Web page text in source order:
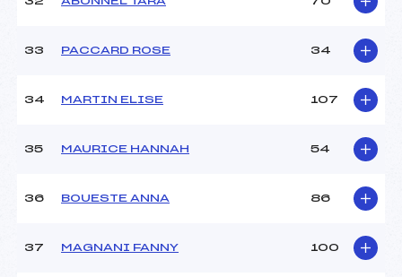
33 PACCARD ROSE 34
34 MARTIN ELISE 107
35 MAURICE HANNAH 54
36 BOUESTE ANNA 86
37 MAGNANI FANNY 100